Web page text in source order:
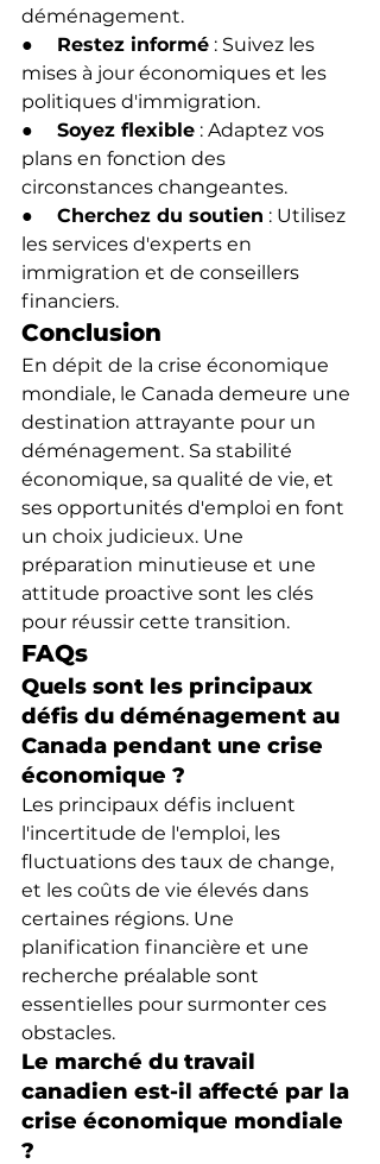
déménagement.
● Restez informé : Suivez les
mises à jour économiques et les
politiques d'immigration.
● Soyez flexible : Adaptez vos
plans en fonction des
circonstances changeantes.
● Cherchez du soutien : Utilisez
les services d'experts en
immigration et de conseillers
financiers.
Conclusion
En dépit de la crise économique
mondiale, le Canada demeure une
destination attrayante pour un
déménagement. Sa stabilité
économique, sa qualité de vie, et
ses opportunités d'emploi en font
un choix judicieux. Une
préparation minutieuse et une
attitude proactive sont les clés
pour réussir cette transition.
FAQs
Quels sont les principaux
défis du déménagement au
Canada pendant une crise
économique ?
Les principaux défis incluent
l'incertitude de l'emploi, les
fluctuations des taux de change,
et les coûts de vie élevés dans
certaines régions. Une
planification financière et une
recherche préalable sont
essentielles pour surmonter ces
obstacles.
Le marché du travail
canadien est-il affecté par la
crise économique mondiale
?